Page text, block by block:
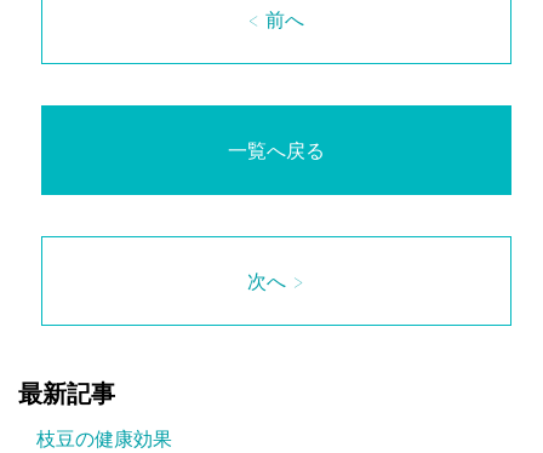
< 前へ
一覧へ戻る
次へ >
最新記事
枝豆の健康効果